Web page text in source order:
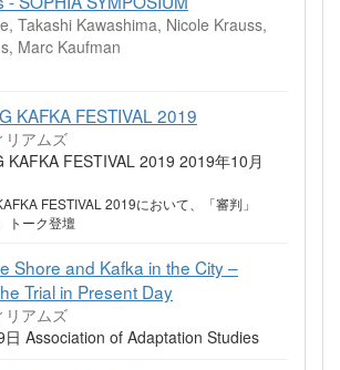
Takashi Kawashima, Nicole Krauss,
Marc Kaufman
KAFKA FESTIVAL 2019
リアムズ
KAFKA FESTIVAL 2019 2019年10月
FESTIVAL 2019において、「審判」
トーク登壇
Shore and Kafka in the City –
Trial in Present Day
リアムズ
Association of Adaptation Studies